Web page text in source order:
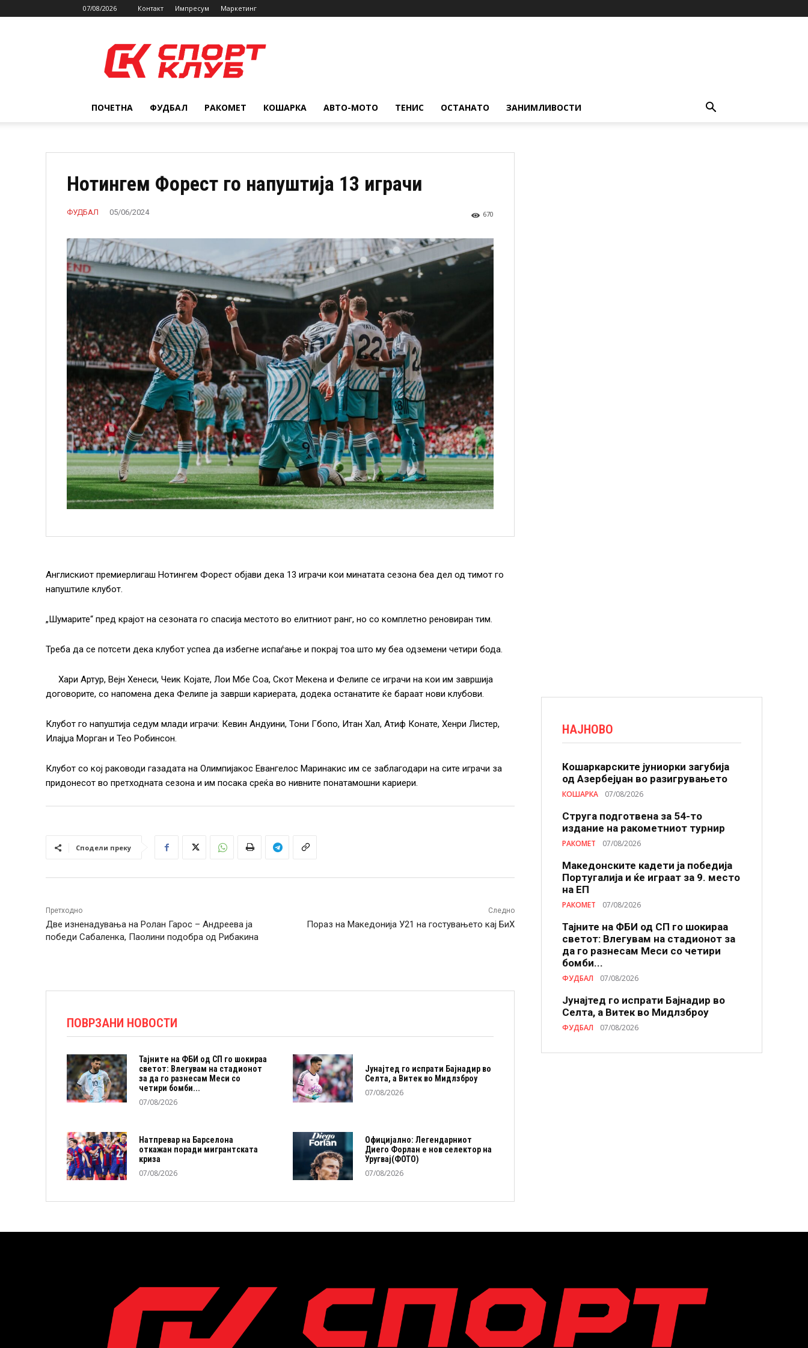
07/08/2026 Контакт Импресум Маркетинг
ПОЧЕТНА ФУДБАЛ РАКОМЕТ КОШАРКА АВТО-МОТО ТЕНИС ОСТАНАТО ЗАНИМЛИВОСТИ
Нотингем Форест го напуштија 13 играчи
ФУДБАЛ 05/06/2024 670
Англискиот премиерлигаш Нотингем Форест објави дека 13 играчи кои минатата сезона беа дел од тимот го
напуштиле клубот.
„Шумарите“ пред крајот на сезоната го спасија местото во елитниот ранг, но со комплетно реновиран тим.
Треба да се потсети дека клубот успеа да избегне испаѓање и покрај тоа што му беа одземени четири бода.
Хари Артур, Вејн Хенеси, Чеик Којате, Лои Мбе Соа, Скот Мекена и Фелипе се играчи на кои им завршија
договорите, со напомена дека Фелипе ја заврши кариерата, додека останатите ќе бараат нови клубови.
Клубот го напуштија седум млади играчи: Кевин Андуини, Тони Гбопо, Итан Хал, Атиф Конате, Хенри Листер,
Илајџа Морган и Тео Робинсон.
Клубот со кој раководи газадата на Олимпијакос Евангелос Маринакис им се заблагодари на сите играчи за
придонесот во претходната сезона и им посака среќа во нивните понатамошни кариери.
Сподели преку
Претходно
Две изненадувања на Ролан Гарос – Андреева ја
победи Сабаленка, Паолини подобра од Рибакина
Следно
Пораз на Македонија У21 на гостувањето кај БиХ
ПОВРЗАНИ НОВОСТИ
Тајните на ФБИ од СП го шокираа
светот: Влегувам на стадионот
за да го разнесам Меси со
четири бомби...
07/08/2026
Јунајтед го испрати Бајнадир во
Селта, а Витек во Мидлзброу
07/08/2026
Натпревар на Барселона
откажан поради мигрантската
криза
07/08/2026
Официјално: Легендарниот
Диего Форлан е нов селектор на
Уругвај(ФОТО)
07/08/2026
НАЈНОВО
Кошаркарските јуниорки загубија
од Азербејџан во разигрувањето
КОШАРКА 07/08/2026
Струга подготвена за 54-то
издание на ракометниот турнир
РАКОМЕТ 07/08/2026
Македонските кадети ја победија
Португалија и ќе играат за 9. место
на ЕП
РАКОМЕТ 07/08/2026
Тајните на ФБИ од СП го шокираа
светот: Влегувам на стадионот за
да го разнесам Меси со четири
бомби...
ФУДБАЛ 07/08/2026
Јунајтед го испрати Бајнадир во
Селта, а Витек во Мидлзброу
ФУДБАЛ 07/08/2026